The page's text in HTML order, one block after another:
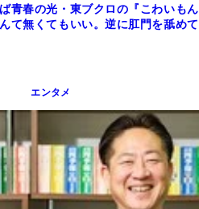
青春の光・東ブクロの『こわいもん
て無くてもいい。逆に肛門を舐めて
エンタメ